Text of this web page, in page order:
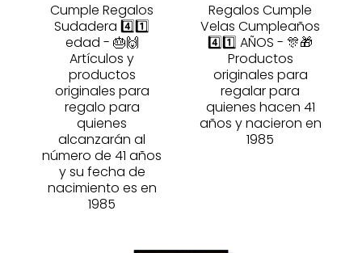
Cumple Regalos
Sudadera 4️⃣1️⃣
edad - 🎂🙌
Artículos y
productos
originales para
regalo para
quienes
alcanzarán al
número de 41 años
y su fecha de
nacimiento es en
1985
Regalos Cumple
Velas Cumpleaños
4️⃣1️⃣ AÑOS - 🎊🎁
Productos
originales para
regalar para
quienes hacen 41
años y nacieron en
1985